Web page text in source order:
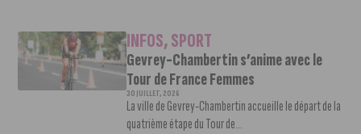
INFOS,SPORT
Gevrey-Chambertin s’anime avec le
Tour de France Femmes
30 JUILLET, 2026
La ville de Gevrey-Chambertin accueille le départ de la
quatrième étape du Tour de...